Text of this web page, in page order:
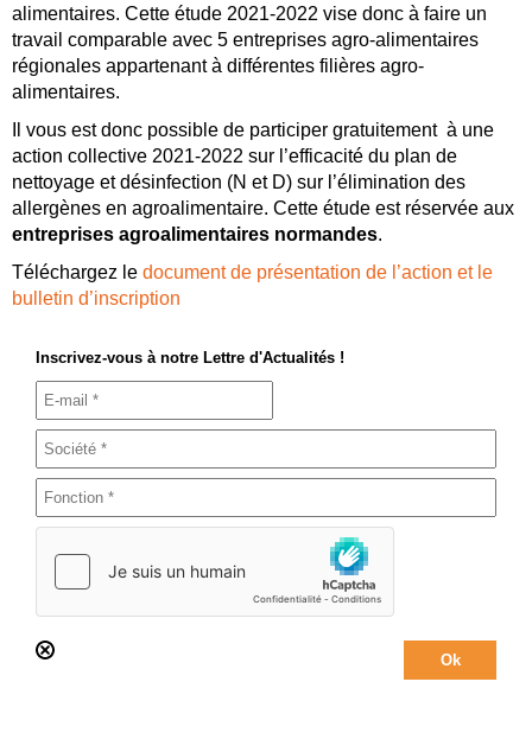
alimentaires. Cette étude 2021-2022 vise donc à faire un
travail comparable avec 5 entreprises agro-alimentaires
régionales appartenant à différentes filières agro-
alimentaires.
Il vous est donc possible de participer gratuitement à une
action collective 2021-2022 sur l’efficacité du plan de
nettoyage et désinfection (N et D) sur l’élimination des
allergènes en agroalimentaire. Cette étude est réservée aux
entreprises agroalimentaires normandes.
Téléchargez le document de présentation de l’action et le
bulletin d’inscription
Inscrivez-vous à notre Lettre d'Actualités !